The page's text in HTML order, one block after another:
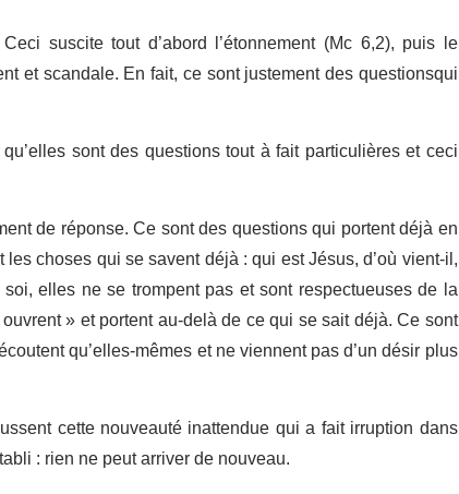
suscite tout d’abord l’étonnement (Mc 6,2), puis le
et scandale. En fait, ce sont justement des questionsqui
sont des questions tout à fait particulières et ceci
de réponse. Ce sont des questions qui portent déjà en
choses qui se savent déjà : qui est Jésus, d’où vient-il,
elles ne se trompent pas et sont respectueuses de la
» et portent au-delà de ce qui se sait déjà. Ce sont
qu’elles-mêmes et ne viennent pas d’un désir plus
cette nouveauté inattendue qui a fait irruption dans
: rien ne peut arriver de nouveau.